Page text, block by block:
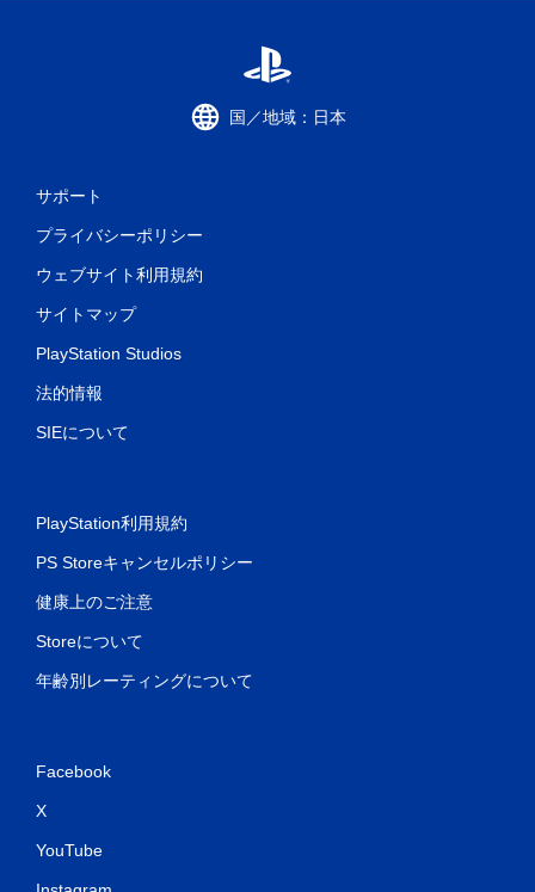
国／地域：日本
サポート
プライバシーポリシー
ウェブサイト利用規約
サイトマップ
PlayStation Studios
法的情報
SIEについて
PlayStation利用規約
PS Storeキャンセルポリシー
健康上のご注意
Storeについて
年齢別レーティングについて
Facebook
X
YouTube